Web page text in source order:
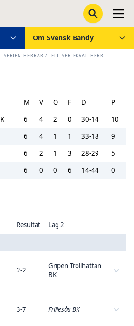
Om Svensk Bandy
HERRAR / ELITSERIEKVAL-HERR
M V O F D
P
6 4 2 0 30-14
10
6 4 1 1 33-18
9
6 2 1 3 28-29
5
6 0 0 6 14-44 0
Resultat Lag 2
2-2
Gripen Trollhättan
BK
3-7 Frillesås BK